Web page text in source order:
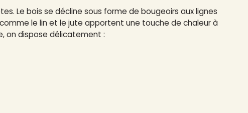
Le bois se décline sous forme de bougeoirs aux lignes
le lin et le jute apportent une touche de chaleur à
on dispose délicatement :